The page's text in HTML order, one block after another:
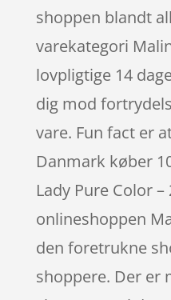
shoppen blandt
varekategori
lovpligtige 14
dig mod
vare. Fun fact er
Danmark køber
Lady Pure Color
onlineshoppen
den foretrukne
shoppere. Der er